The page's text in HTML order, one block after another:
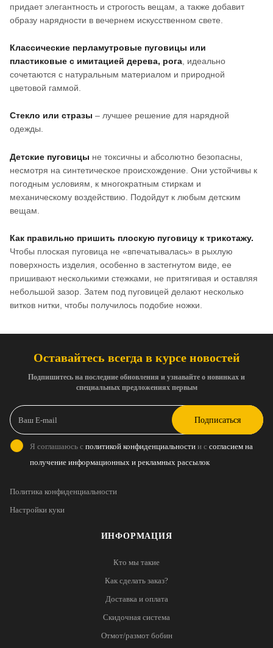
придает элегантность и строгость вещам, а также добавит
образу нарядности в вечернем искусственном свете.
Классические перламутровые пуговицы или
пластиковые с имитацией дерева, рога , идеально
сочетаются с натуральным материалом и природной
цветовой гаммой.
Стекло или стразы – лучшее решение для нарядной
одежды.
Детские пуговицы не токсичны и абсолютно безопасны,
несмотря на синтетическое происхождение. Они устойчивы к
погодным условиям, к многократным стиркам и
механическому воздействию. Подойдут к любым детским
вещам.
Как правильно пришить плоскую пуговицу к трикотажу.
Чтобы плоская пуговица не «впечатывалась» в рыхлую
поверхность изделия, особенно в застегнутом виде, ее
пришивают несколькими стежками, не притягивая и оставляя
небольшой зазор. Затем под пуговицей делают несколько
витков нитки, чтобы получилось подобие ножки.
ИНФОРМАЦИЯ
Кто мы такие
Как сделать заказ?
Доставка и оплата
Скидочная система
Отмот/размот бобин
Оставайтесь всегда в курсе новостей
Подпишитесь на последние обновления и узнавайте о новинках и
специальных предложениях первым
Подписаться
Я соглашаюсь с политикой конфиденциальности и с согласием на
получение информационных и рекламных рассылок
Политика конфиденциальности
Настройки куки